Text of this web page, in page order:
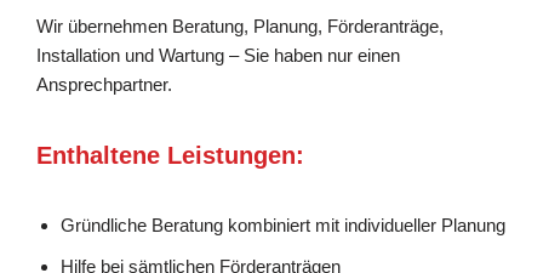
Wir übernehmen Beratung, Planung, Förderanträge,
Installation und Wartung – Sie haben nur einen
Ansprechpartner.
Enthaltene Leistungen:
Gründliche Beratung kombiniert mit individueller Planung
Hilfe bei sämtlichen Förderanträgen